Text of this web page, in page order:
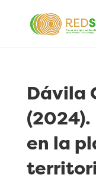
Dávila
(2024).
en la